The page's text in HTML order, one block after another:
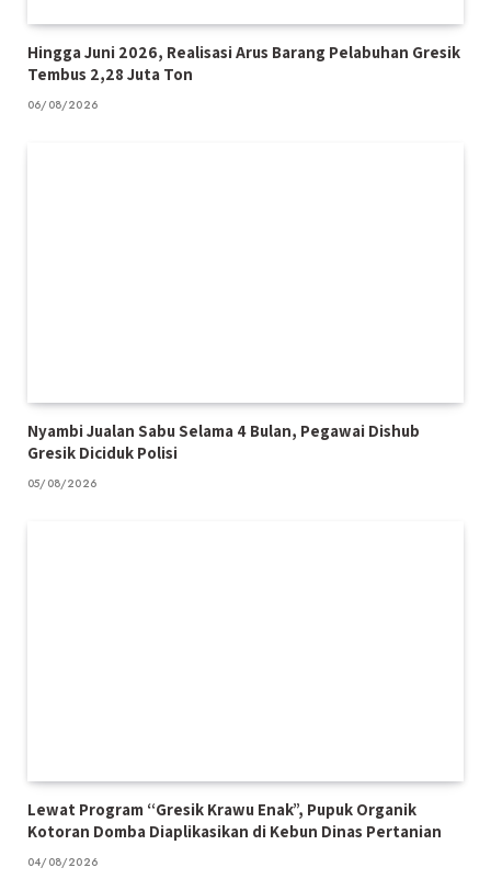
Hingga Juni 2026, Realisasi Arus Barang Pelabuhan Gresik
Tembus 2,28 Juta Ton
06/08/2026
Nyambi Jualan Sabu Selama 4 Bulan, Pegawai Dishub
Gresik Diciduk Polisi
05/08/2026
Lewat Program “Gresik Krawu Enak”, Pupuk Organik
Kotoran Domba Diaplikasikan di Kebun Dinas Pertanian
04/08/2026